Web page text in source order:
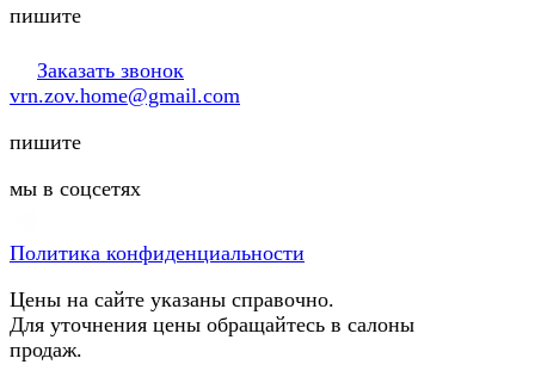
пишите
Заказать звонок
vrn.zov.home@gmail.com
пишите
мы в соцсетях
Политика конфиденциальности
Цены на сайте указаны справочно.
Для уточнения цены обращайтесь в салоны
продаж.